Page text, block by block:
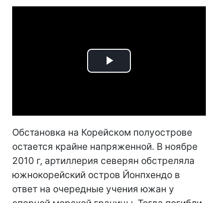
Play
Обстановка на Корейском полуострове
остается крайне напряженной. В ноябре
2010 г, артиллерия северян обстреляла
южнокорейский остров Йонпхендо в
ответ на очередные учения южан у